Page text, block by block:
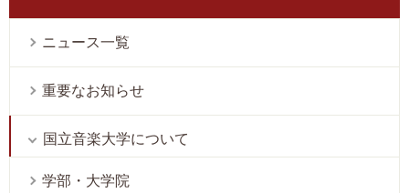
ニュース一覧
重要なお知らせ
国立音楽大学について
学部・大学院